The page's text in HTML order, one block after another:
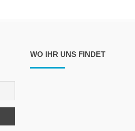
WO IHR UNS FINDET